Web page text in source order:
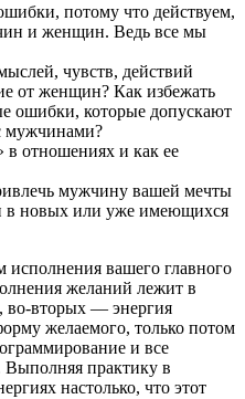
потому что действуем,
и женщин. Ведь все мы
чувств, действий
от женщин? Как избежать
ошибки, которые допускают
мужчинами?
в отношениях и как ее
мужчину вашей мечты
в новых или уже имеющихся
вашего главного
желаний лежит в
во-вторых — энергия
желаемого, только потом
и все
Выполняя практику в
настолько, что этот